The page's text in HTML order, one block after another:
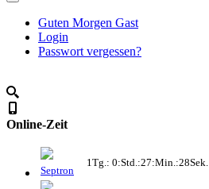
Guten Morgen Gast
Login
Passwort vergessen?
Online-Zeit
Septron
1Tg.: 0:Std.:27:Min.:28Sek.